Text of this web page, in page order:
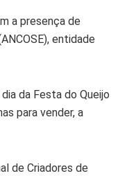
a presença de
entidade
da Festa do Queijo
para vender, a
de Criadores de